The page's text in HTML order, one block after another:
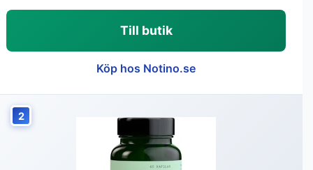
Till butik
Köp hos Notino.se
2